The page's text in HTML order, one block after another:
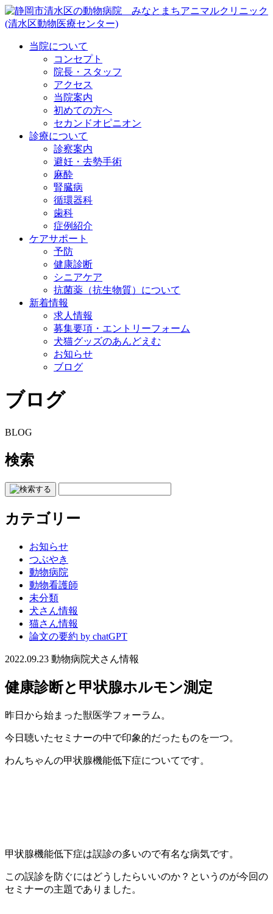
当院について
コンセプト
院長・スタッフ
アクセス
当院案内
初めての方へ
セカンドオピニオン
診療について
診察案内
避妊・去勢手術
麻酔
腎臓病
循環器科
歯科
症例紹介
ケアサポート
予防
健康診断
シニアケア
抗菌薬（抗生物質）について
新着情報
求人情報
募集要項・エントリーフォーム
犬猫グッズのあんどえむ
お知らせ
ブログ
ブログ
BLOG
検索
カテゴリー
お知らせ
つぶやき
動物病院
動物看護師
未分類
犬さん情報
猫さん情報
論文の要約 by chatGPT
2022.09.23 動物病院犬さん情報
健康診断と甲状腺ホルモン測定
昨日から始まった獣医学フォーラム。
今日聴いたセミナーの中で印象的だったものを一つ。
わんちゃんの甲状腺機能低下症についてです。
甲状腺機能低下症は誤診の多いので有名な病気です。
この誤診を防ぐにはどうしたらいいのか？というのが今回の
セミナーの主題でありました。